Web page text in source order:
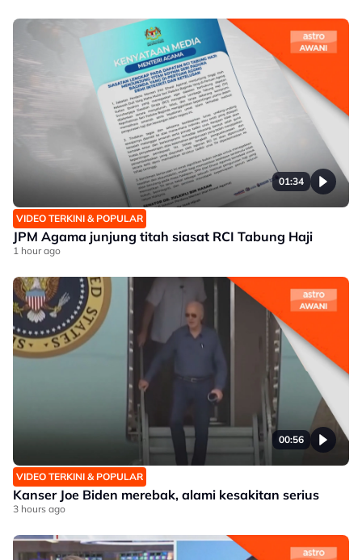
01:34
VIDEO TERKINI & POPULAR
JPM Agama junjung titah siasat RCI Tabung Haji
1 hour ago
00:56
VIDEO TERKINI & POPULAR
Kanser Joe Biden merebak, alami kesakitan serius
3 hours ago